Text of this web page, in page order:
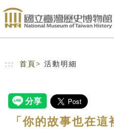
跳到主要內容
網站導覽
::: 首頁 > 活動明細
「你的故事也在